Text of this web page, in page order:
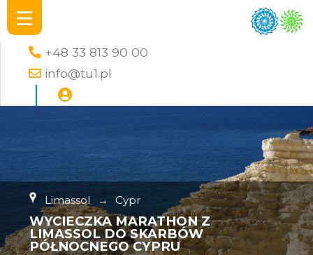
+48 33 813 90 00
info@tu1.pl
Limassol → Cypr
WYCIECZKA MARATHON Z
LIMASSOL DO SKARBÓW
PÓŁNOCNEGO CYPRU